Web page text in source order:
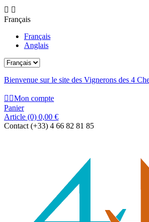
 
Français
Français
Anglais
Bienvenue sur le site des Vignerons des 4
 Mon compte
Panier
Article (0) 0,00 €
Contact (+33) 4 66 82 81 85